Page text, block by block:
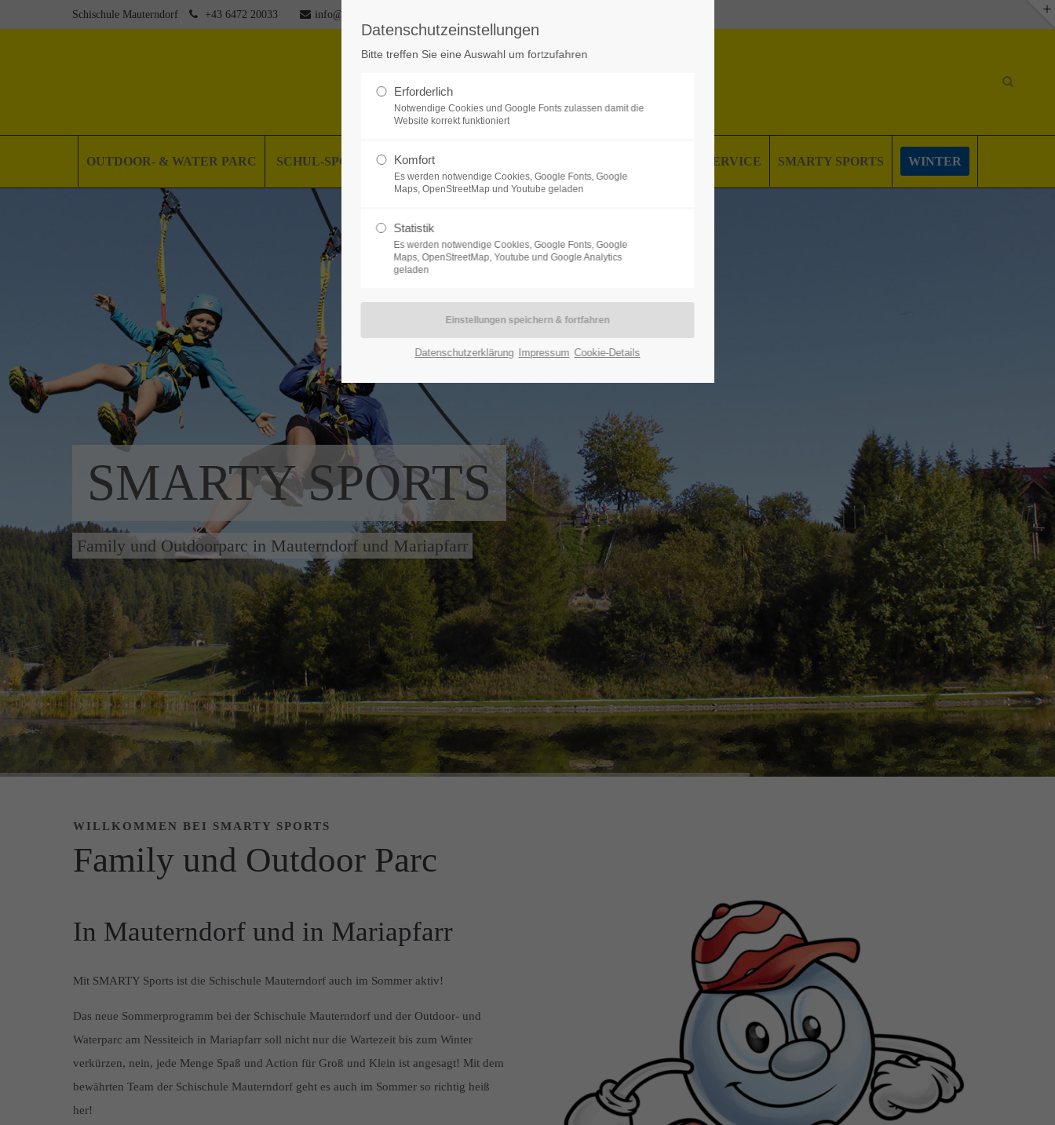
Schischule Mauterndorf +43 6472 20033 info@smarty.at
OUTDOOR- & WATER PARC SCHUL-SPORTPROGRAMM EVENTSERVICE SMARTY SPORTS WINTER
SMARTY SPORTS
Family und Outdoorparc in Mauterndorf und Mariapfarr
WILLKOMMEN BEI SMARTY SPORTS
Family und Outdoor Parc
In Mauterndorf und in Mariapfarr
Mit SMARTY Sports ist die Schischule Mauterndorf auch im Sommer aktiv!
Das neue Sommerprogramm bei der Schischule Mauterndorf und der Outdoor- und
Waterparc am Nessiteich in Mariapfarr soll nicht nur die Wartezeit bis zum Winter
verkürzen, nein, jede Menge Spaß und Action für Groß und Klein ist angesagt! Mit dem
bewährten Team der Schischule Mauterndorf geht es auch im Sommer so richtig heiß
her!
Datenschutzeinstellungen
Bitte treffen Sie eine Auswahl um fortzufahren
Erforderlich
Notwendige Cookies und Google Fonts zulassen damit die
Website korrekt funktioniert
Komfort
Es werden notwendige Cookies, Google Fonts, Google
Maps, OpenStreetMap und Youtube geladen
Statistik
Es werden notwendige Cookies, Google Fonts, Google
Maps, OpenStreetMap, Youtube und Google Analytics
geladen
Datenschutzerklärung Impressum Cookie-Details